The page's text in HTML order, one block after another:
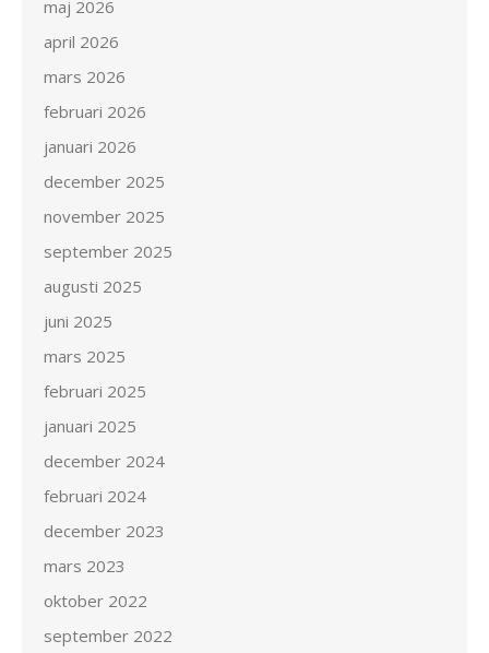
maj 2026
april 2026
mars 2026
februari 2026
januari 2026
december 2025
november 2025
september 2025
augusti 2025
juni 2025
mars 2025
februari 2025
januari 2025
december 2024
februari 2024
december 2023
mars 2023
oktober 2022
september 2022